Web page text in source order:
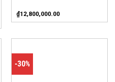
₫12,800,000.00
-30%